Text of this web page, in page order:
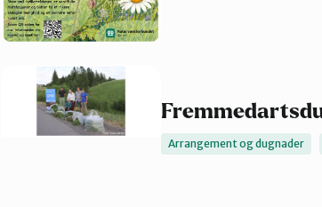
Arrangement og dugnader